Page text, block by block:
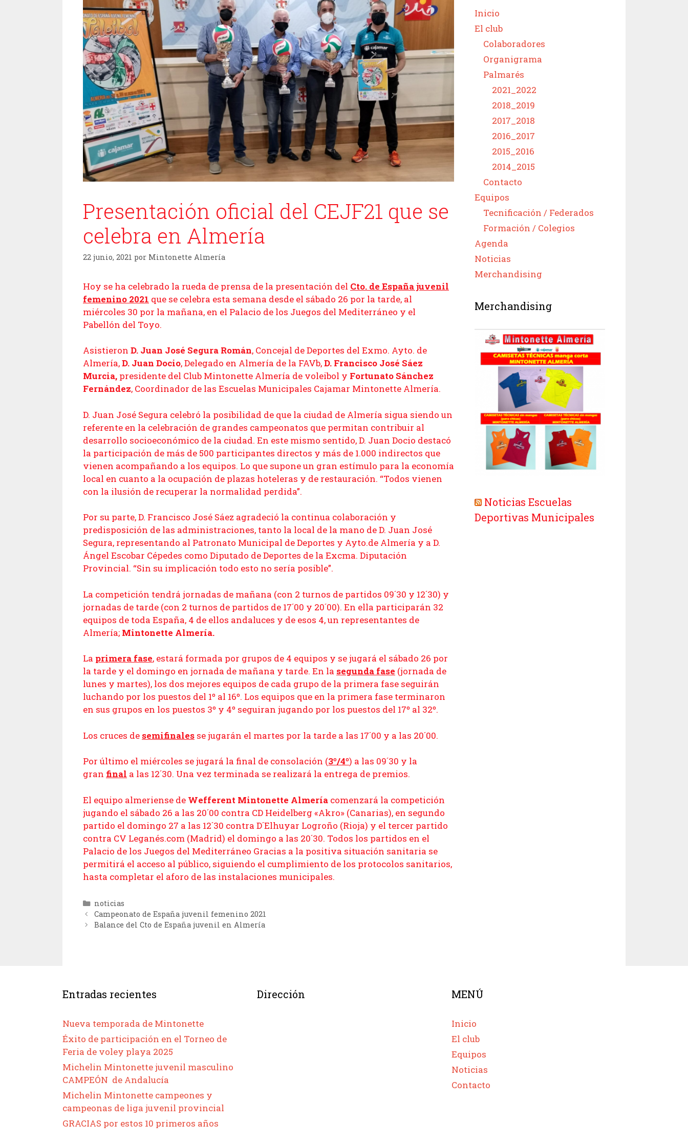
Presentación oficial del CEJF21 que se
celebra en Almería
22 junio, 2021 por Mintonette Almería
Hoy se ha celebrado la rueda de prensa de la presentación del Cto. de España juvenil
femenino 2021 que se celebra esta semana desde el sábado 26 por la tarde, al
miércoles 30 por la mañana, en el Palacio de los Juegos del Mediterráneo y el
Pabellón del Toyo.
Asistieron D. Juan José Segura Román, Concejal de Deportes del Exmo. Ayto. de
Almería,D. Juan Docio, Delegado en Almería de la FAVb,D. Francisco José Sáez
Murcia, presidente del Club Mintonette Almería de voleibol y Fortunato Sánchez
Fernández, Coordinador de las Escuelas Municipales Cajamar Mintonette Almería.
D. Juan José Segura celebró la posibilidad de que la ciudad de Almería sigua siendo un
referente en la celebración de grandes campeonatos que permitan contribuir al
desarrollo socioeconómico de la ciudad. En este mismo sentido, D. Juan Docio destacó
la participación de más de 500 participantes directos y más de 1.000 indirectos que
vienen acompañando a los equipos. Lo que supone un gran estímulo para la economía
local en cuanto a la ocupación de plazas hoteleras y de restauración. “Todos vienen
con la ilusión de recuperar la normalidad perdida”.
Por su parte, D. Francisco José Sáez agradeció la continua colaboración y
predisposición de las administraciones, tanto la local de la mano de D. Juan José
Segura, representando al Patronato Municipal de Deportes y Ayto.de Almería y a D.
Ángel Escobar Cépedes como Diputado de Deportes de la Excma. Diputación
Provincial. “Sin su implicación todo esto no sería posible”.
La competición tendrá jornadas de mañana (con 2 turnos de partidos 09´30 y 12´30) y
jornadas de tarde (con 2 turnos de partidos de 17´00 y 20´00). En ella participarán 32
equipos de toda España, 4 de ellos andaluces y de esos 4, un representantes de
Almería; Mintonette Almería.
La primera fase, estará formada por grupos de 4 equipos y se jugará el sábado 26 por
la tarde y el domingo en jornada de mañana y tarde. En la segunda fase (jornada de
lunes y martes), los dos mejores equipos de cada grupo de la primera fase seguirán
luchando por los puestos del 1º al 16º. Los equipos que en la primera fase terminaron
en sus grupos en los puestos 3º y 4º seguiran jugando por los puestos del 17º al 32º.
Los cruces de semifinales se jugarán el martes por la tarde a las 17´00 y a las 20´00.
Por último el miércoles se jugará la final de consolación (3º/4º) a las 09´30 y la
gran final a las 12´30. Una vez terminada se realizará la entrega de premios.
El equipo almeriense de Wefferent Mintonette Almería comenzará la competición
jugando el sábado 26 a las 20´00 contra CD Heidelberg «Akro» (Canarias), en segundo
partido el domingo 27 a las 12´30 contra D´Elhuyar Logroño (Rioja) y el tercer partido
contra CV Leganés.com (Madrid) el domingo a las 20´30. Todos los partidos en el
Palacio de los Juegos del Mediterráneo Gracias a la positiva situación sanitaria se
permitirá el acceso al público, siguiendo el cumplimiento de los protocolos sanitarios,
hasta completar el aforo de las instalaciones municipales.
Categorías
noticias
Campeonato de España juvenil femenino 2021
Balance del Cto de España juvenil en Almería
Inicio
El club
Colaboradores
Organigrama
Palmarés
2021_2022
2018_2019
2017_2018
2016_2017
2015_2016
2014_2015
Contacto
Equipos
Tecnificación / Federados
Formación / Colegios
Agenda
Noticias
Merchandising
Merchandising
Noticias Escuelas
Deportivas Municipales
Entradas recientes
Nueva temporada de Mintonette
Éxito de participación en el Torneo de
Feria de voley playa 2025
Michelin Mintonette juvenil masculino
CAMPEÓN de Andalucía
Michelin Mintonette campeones y
campeonas de liga juvenil provincial
GRACIAS por estos 10 primeros años
Dirección MENÚ
Inicio
El club
Equipos
Noticias
Contacto